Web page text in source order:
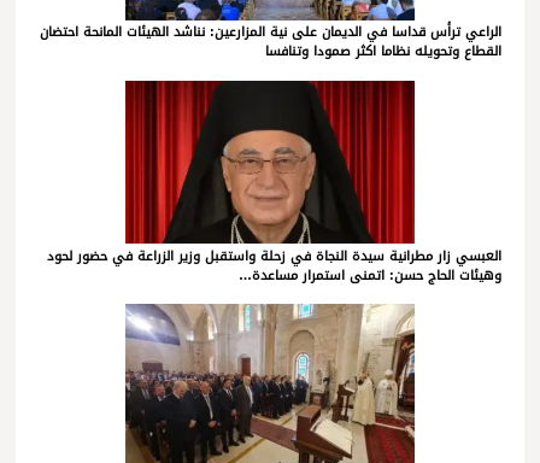
الراعي ترأس قداسا في الديمان على نية المزارعين: نناشد الهيئات المانحة احتضان
القطاع وتحويله نظاما اكثر صمودا وتنافسا
العبسي زار مطرانية سيدة النجاة في زحلة واستقبل وزير الزراعة في حضور لحود
وهيئات الحاج حسن: اتمنى استمرار مساعدة…